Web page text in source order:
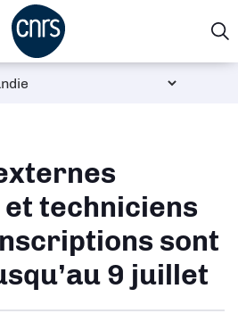
techniciens
sont
9 juillet